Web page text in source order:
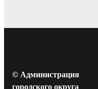
© Администрация
городского округа